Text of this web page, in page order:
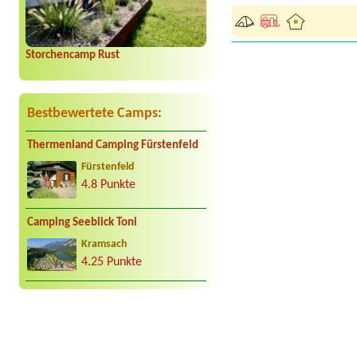
Storchencamp Rust
Bestbewertete Camps:
Thermenland Camping Fürstenfeld
Fürstenfeld
4.8 Punkte
Camping Seeblick Toni
Kramsach
4.25 Punkte